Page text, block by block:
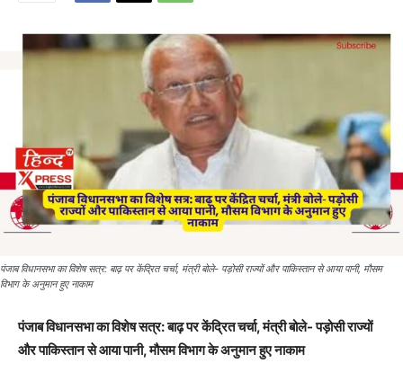
पंजाब विधानसभा का विशेष सत्र: बाढ़ पर केंद्रित चर्चा, मंत्री बोले- पड़ोसी राज्यों और पाकिस्तान से आया पानी, मौसम
विभाग के अनुमान हुए नाकाम
पंजाब विधानसभा का विशेष सत्र: बाढ़ पर केंद्रित चर्चा, मंत्री बोले- पड़ोसी राज्यों
और पाकिस्तान से आया पानी, मौसम विभाग के अनुमान हुए नाकाम